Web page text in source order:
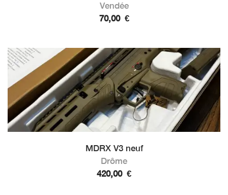
Vendée
70,00 €
MDRX V3 neuf
Drôme
420,00 €